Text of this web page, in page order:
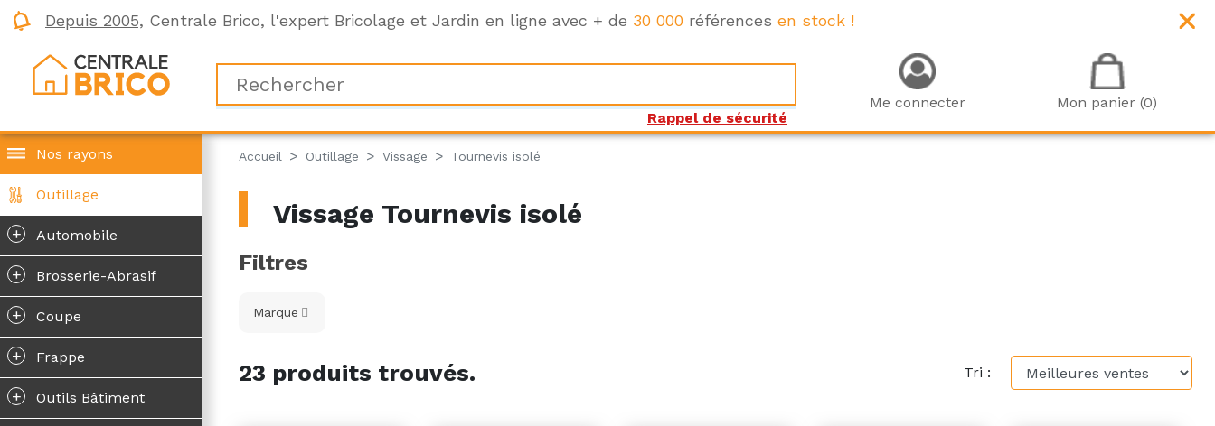
Depuis 2005, Centrale Brico, l'expert Bricolage et Jardin en ligne avec + de 30 000 références en stock !
Rappel de sécurité
Me connecter Mon panier (0)
Nos rayons
Outillage
+ Automobile
+ Brosserie-Abrasif
+ Coupe
+ Frappe
+ Outils Bâtiment
Accueil Outillage Vissage Tournevis isolé
Vissage Tournevis isolé
Filtres
Marque
23 produits trouvés. Tri :